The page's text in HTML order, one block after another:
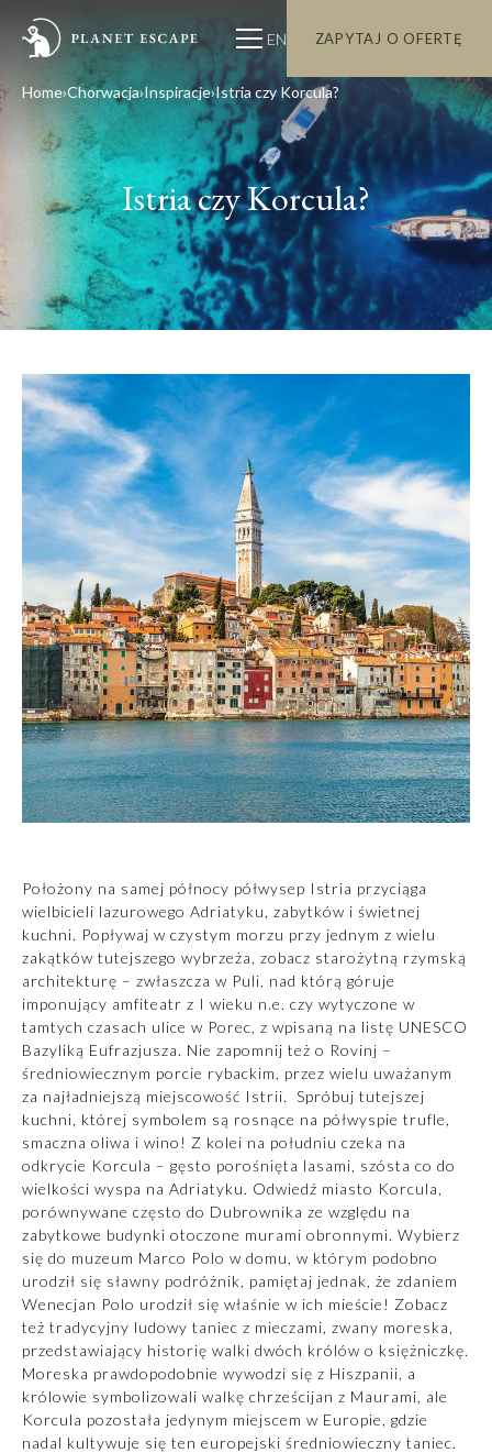
EN ZAPYTAJ O OFERTĘ
Home Chorwacja Inspiracje Istria czy Korcula?
Istria czy Korcula?
Położony na samej północy półwysep Istria przyciąga
wielbicieli lazurowego Adriatyku, zabytków i świetnej
kuchni. Popływaj w czystym morzu przy jednym z wielu
zakątków tutejszego wybrzeża, zobacz starożytną rzymską
architekturę – zwłaszcza w Puli, nad którą góruje
imponujący amfiteatr z I wieku n.e. czy wytyczone w
tamtych czasach ulice w Porec, z wpisaną na listę UNESCO
Bazyliką Eufrazjusza. Nie zapomnij też o Rovinj –
średniowiecznym porcie rybackim, przez wielu uważanym
za najładniejszą miejscowość Istrii. Spróbuj tutejszej
kuchni, której symbolem są rosnące na półwyspie trufle,
smaczna oliwa i wino! Z kolei na południu czeka na
odkrycie Korcula – gęsto porośnięta lasami, szósta co do
wielkości wyspa na Adriatyku. Odwiedź miasto Korcula,
porównywane często do Dubrownika ze względu na
zabytkowe budynki otoczone murami obronnymi. Wybierz
się do muzeum Marco Polo w domu, w którym podobno
urodził się sławny podróżnik, pamiętaj jednak, że zdaniem
Wenecjan Polo urodził się właśnie w ich mieście! Zobacz
też tradycyjny ludowy taniec z mieczami, zwany moreska,
przedstawiający historię walki dwóch królów o księżniczkę.
Moreska prawdopodobnie wywodzi się z Hiszpanii, a
królowie symbolizowali walkę chrześcijan z Maurami, ale
Korcula pozostała jedynym miejscem w Europie, gdzie
nadal kultywuje się ten europejski średniowieczny taniec.